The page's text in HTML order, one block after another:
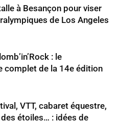
à Besançon pour viser
de Los Angeles
: le
complet de la 14e édition
VTT, cabaret équestre,
étoiles… : idées de